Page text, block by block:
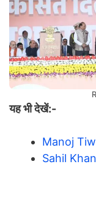
यह भी देखें:-
Manoj
Sahil